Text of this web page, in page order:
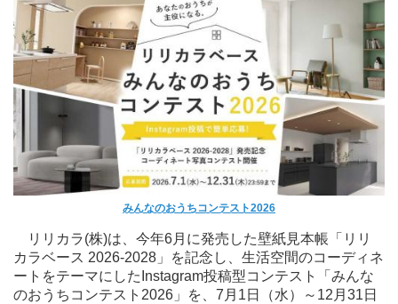
みんなのおうちコンテスト2026
リリカラ(株)は、今年6月に発売した壁紙見本帳「リリ
カラベース 2026-2028」を記念し、生活空間のコーディネ
ートをテーマにしたInstagram投稿型コンテスト「みんな
のおうちコンテスト2026」を、7月1日（水）～12月31日